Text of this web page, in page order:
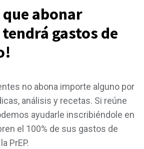
que abonar
gastos de
no abona importe alguno por
análisis y recetas. Si reúne
ayudarle inscribiéndole en
el 100% de sus gastos de
PrEP.